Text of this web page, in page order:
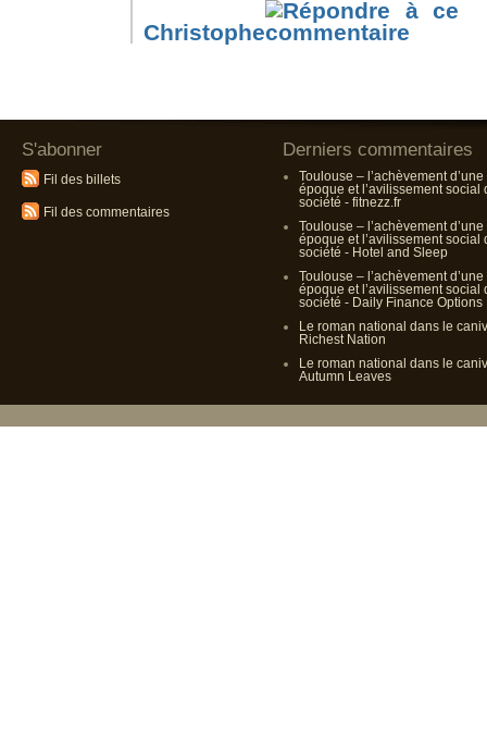
Christophe
S'abonner
Fil des billets
Fil des commentaires
Derniers commentaires
Toulouse – l’achèvement d’une
époque et l’avilissement social
société - fitnezz.fr
Toulouse – l’achèvement d’une
époque et l’avilissement social
société - Hotel and Sleep
Toulouse – l’achèvement d’une
époque et l’avilissement social
société - Daily Finance Options
Le roman national dans le
Richest Nation
Le roman national dans le
Autumn Leaves